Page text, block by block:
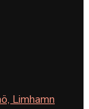
Limhamn